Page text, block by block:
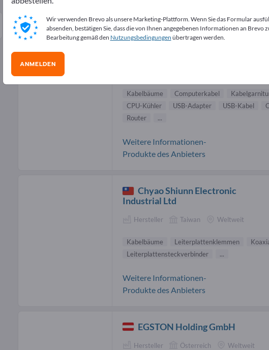
Kabelbäume Lieferanten (10)
Kabelbäume Computerkabel
CPU-Kühler
USB-Adapter USB-Kabel
Router
...
Weitere Informationen-
Produkte des Anbieters
Chyao Shiunn Electronic
Industrial Ltd
Hersteller Taiwan Weltweit
Kabelbäume Leiterplattenklemmen
Leiterplattensteckverbinder
...
Weitere Informationen-
Produkte des Anbieters
EGSTON Holding GmbH
Hersteller Österreich Weltweit
Wir verwenden Brevo als unsere Marketing-Plattform. Wenn Sie das Formular
absenden, bestätigen Sie, dass die von Ihnen angegebenen Informationen an Brevo
Bearbeitung gemäß den Nutzungsbedingungen übertragen werden.
ANMELDEN